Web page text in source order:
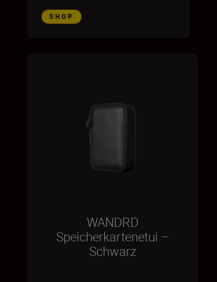
SHOP
WANDRD
Speicherkartenetui –
Schwarz